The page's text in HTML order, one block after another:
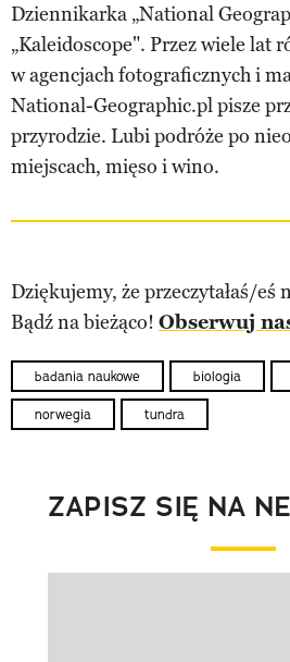
Dziennikarka „National
„Kaleidoscope". Przez wiele lat
w agencjach fotograficznych i
National-Geographic.pl pisze
przyrodzie. Lubi podróże po
miejscach, mięso i wino.
Dziękujemy, że przeczytałaś/eś
Bądź na bieżąco! Obserwuj
badania naukowe biologia
norwegia tundra
ZAPISZ SIĘ NA